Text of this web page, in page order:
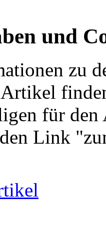
und
zu
für
Link